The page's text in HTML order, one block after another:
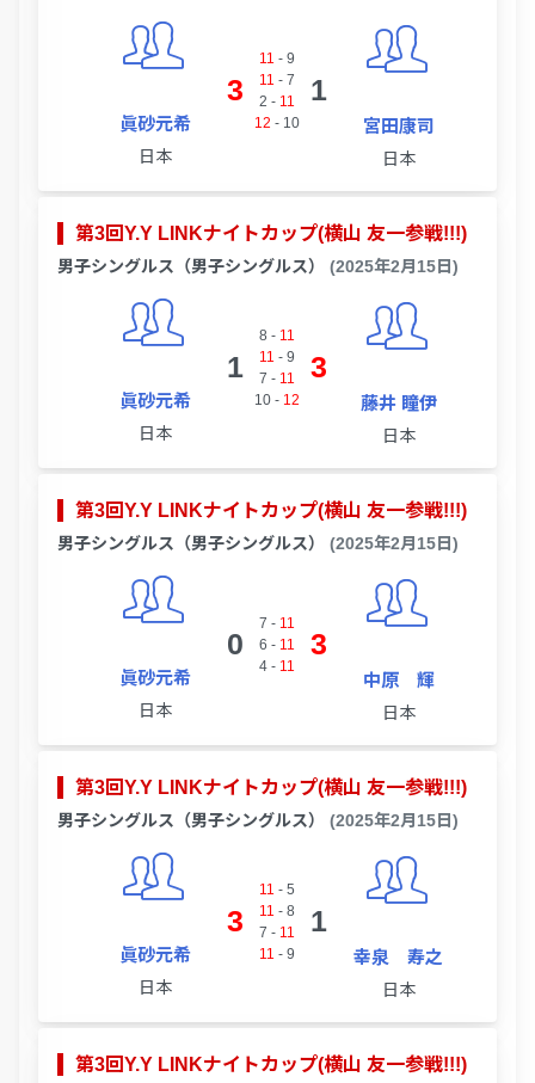
眞砂元希
日本
3
11 - 9
11 - 7
2 - 11
12 - 10
1
宮田康司
日本
第3回Y.Y LINKナイトカップ(横山 友一参戦!!!)
男子シングルス（男子シングルス） (2025年2月15日)
眞砂元希
日本
1
8 - 11
11 - 9
7 - 11
10- 12
3
藤井 瞳伊
日本
第3回Y.Y LINKナイトカップ(横山 友一参戦!!!)
男子シングルス（男子シングルス） (2025年2月15日)
眞砂元希
日本
0
7 - 11
6 - 11
4- 11
3
中原 輝
日本
第3回Y.Y LINKナイトカップ(横山 友一参戦!!!)
男子シングルス（男子シングルス） (2025年2月15日)
眞砂元希
日本
3
11 - 5
11 - 8
7 - 11
11 - 9
1
幸泉 寿之
日本
第3回Y.Y LINKナイトカップ(横山 友一参戦!!!)